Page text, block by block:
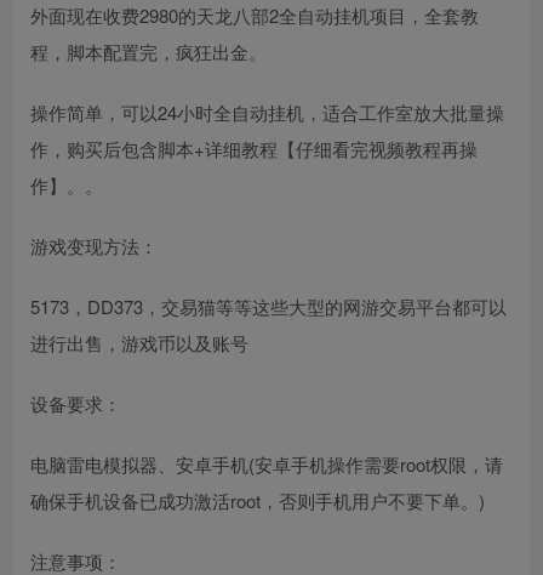
外面现在收费2980的天龙八部2全自动挂机项目，全套教
程，脚本配置完，疯狂出金。
操作简单，可以24小时全自动挂机，适合工作室放大批量操
作，购买后包含脚本+详细教程【仔细看完视频教程再操
作】。。
游戏变现方法：
5173，DD373，交易猫等等这些大型的网游交易平台都可以
进行出售，游戏币以及账号
设备要求：
电脑雷电模拟器、安卓手机(安卓手机操作需要root权限，请
确保手机设备已成功激活root，否则手机用户不要下单。)
注意事项：